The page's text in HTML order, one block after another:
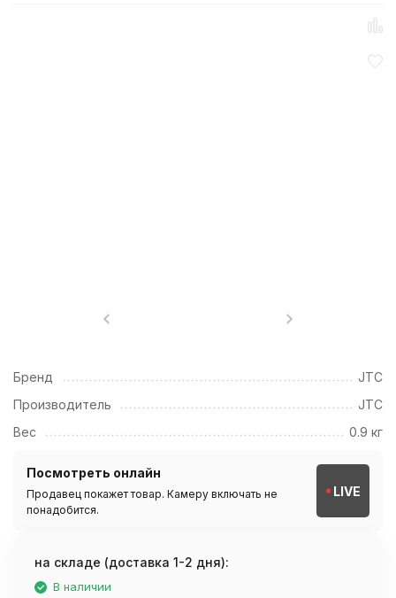
Бренд
JTC
Производитель
JTC
Вес
0.9 кг
Посмотреть онлайн
Продавец покажет товар. Камеру включать не
понадобится.
LIVE
на складе (доставка 1-2 дня):
В наличии